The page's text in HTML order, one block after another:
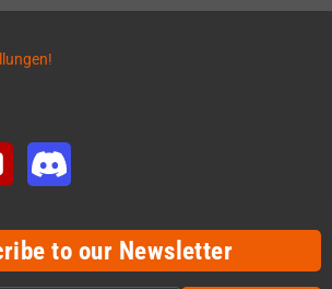
YouTube
to our Newsletter